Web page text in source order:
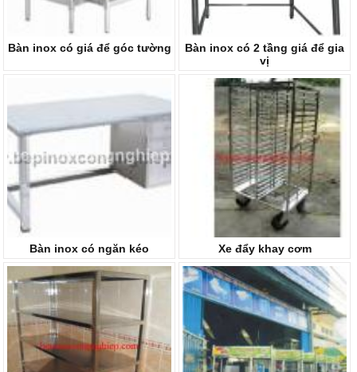
Bàn inox có giá để góc tường
Bàn inox có 2 tầng giá để gia
vị
Bàn inox có ngăn kéo Xe đẩy khay cơm